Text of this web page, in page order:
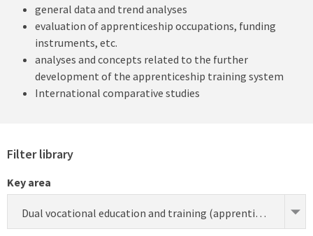
general data and trend analyses
evaluation of apprenticeship occupations, funding
instruments, etc.
analyses and concepts related to the further
development of the apprenticeship training system
International comparative studies
Filter library
Key area
Dual vocational education and training (apprenticeship) (research)